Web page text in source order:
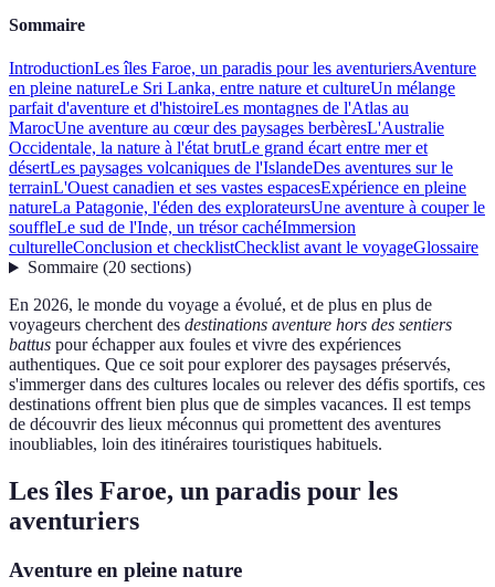
Sommaire
IntroductionLes îles Faroe, un paradis pour les aventuriersAventure
en pleine natureLe Sri Lanka, entre nature et cultureUn mélange
parfait d'aventure et d'histoireLes montagnes de l'Atlas au
MarocUne aventure au cœur des paysages berbèresL'Australie
Occidentale, la nature à l'état brutLe grand écart entre mer et
désertLes paysages volcaniques de l'IslandeDes aventures sur le
terrainL'Ouest canadien et ses vastes espacesExpérience en pleine
natureLa Patagonie, l'éden des explorateursUne aventure à couper le
souffleLe sud de l'Inde, un trésor cachéImmersion
culturelleConclusion et checklistChecklist avant le voyageGlossaire
Sommaire(20 sections)
En 2026, le monde du voyage a évolué, et de plus en plus de
voyageurs cherchent des destinations aventure hors des sentiers
battus pour échapper aux foules et vivre des expériences
authentiques. Que ce soit pour explorer des paysages préservés,
s'immerger dans des cultures locales ou relever des défis sportifs, ces
destinations offrent bien plus que de simples vacances. Il est temps
de découvrir des lieux méconnus qui promettent des aventures
inoubliables, loin des itinéraires touristiques habituels.
Les îles Faroe, un paradis pour les
aventuriers
Aventure en pleine nature